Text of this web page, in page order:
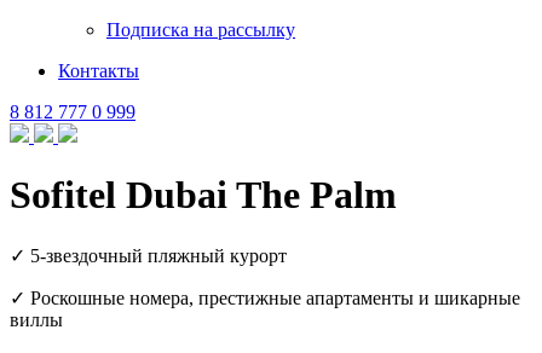
Подписка на рассылку
Контакты
8 812 777 0 999
Sofitel Dubai The Palm
✓ 5-звездочный пляжный курорт
✓ Роскошные номера, престижные апартаменты и шикарные
виллы